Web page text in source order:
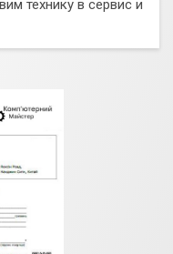
технику в сервис и